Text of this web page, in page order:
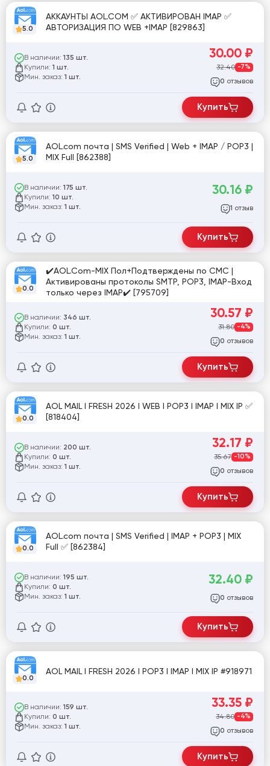
5.0
АККАУНТЫ AOL.COM ✅ АКТИВИРОВАН IMAP ✅
АВТОРИЗАЦИЯ ПО WEB +IMAP [829863]
В наличии: 135 шт.
Купили: 1 шт.
Мин. заказ: 1 шт.
30.00 ₽
32.40 -7%
0 отзывов
Купить
5.0
AOL.com почта | SMS Verified | Web + IMAP / POP3 |
MIX Full [862388]
В наличии: 175 шт.
Купили: 10 шт.
Мин. заказ: 1 шт.
30.16 ₽
1 отзыв
Купить
0.0
✔️AOL.Com-MIX Пол+Подтверждены по СМС |
Активированы протоколы SMTP, POP3, IMAP-Вход
только через IMAP✔️ [795709]
В наличии: 346 шт.
Купили: 0 шт.
Мин. заказ: 1 шт.
30.57 ₽
31.80 -4%
0 отзывов
Купить
0.0
AOL MAIL I FRESH 2026 I WEB I POP3 I IMAP I MIX IP ✅
[818404]
В наличии: 200 шт.
Купили: 0 шт.
Мин. заказ: 1 шт.
32.17 ₽
35.67 -10%
0 отзывов
Купить
0.0
AOL.com почта | SMS Verified | IMAP + POP3 | MIX
Full ✅ [862384]
В наличии: 195 шт.
Купили: 0 шт.
Мин. заказ: 1 шт.
32.40 ₽
0 отзывов
Купить
0.0
AOL MAIL I FRESH 2026 I POP3 I IMAP I MIX IP #918971
В наличии: 159 шт.
Купили: 0 шт.
Мин. заказ: 1 шт.
33.35 ₽
34.80 -4%
0 отзывов
Купить